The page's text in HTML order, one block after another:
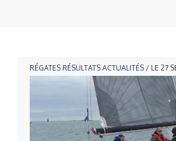
RÉGATES RÉSULTATS ACTUALITÉS / LE 27